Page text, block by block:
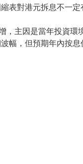
表對港元拆息不一定
主因是當年投資
幅，但預期年內按